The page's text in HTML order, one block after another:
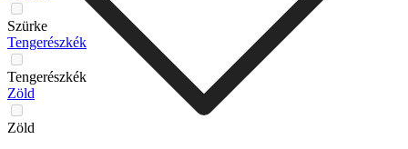
Szürke
Tengerészkék
Tengerészkék
Zöld
Zöld